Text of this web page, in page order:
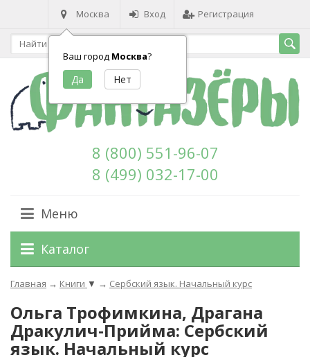
Москва
Ваш город Москва?
Вход Регистрация
8 (800) 551-96-07
8 (499) 032-17-00
Меню
Каталог
Главная → Книги ▼ → Сербский язык. Начальный курс
Ольга Трофимкина, Драгана
Дракулич-Прийма: Сербский
язык. Начальный курс